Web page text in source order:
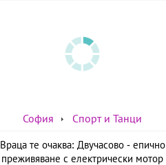
София Спорт и Танци
Враца те очаква: Двучасово - епично
преживяване с електрически мотор